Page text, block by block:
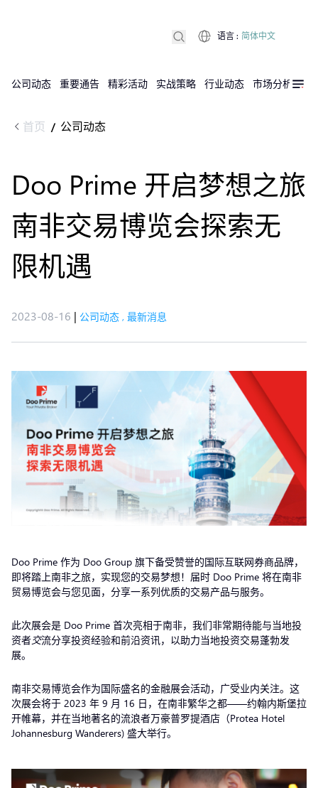
公司动态 重要通告 精彩活动 实战策略 行业动态 市场分析
语言 : 简体中文
首页 / 公司动态
Doo Prime 开启梦想之旅
南非交易博览会探索无
限机遇
2023-08-16 | 公司动态 , 最新消息
Doo Prime 作为 Doo Group 旗下备受赞誉的国际互联网券商品牌，
即将踏上南非之旅，实现您的交易梦想！届时 Doo Prime 将在南非
贸易博览会与您见面，分享一系列优质的交易产品与服务。
此次展会是 Doo Prime 首次亮相于南非，我们非常期待能与当地投
资者交流分享投资经验和前沿资讯，以助力当地投资交易蓬勃发
展。
南非交易博览会作为国际盛名的金融展会活动，广受业内关注。这
次展会将于 2023 年 9 月 16 日，在南非繁华之都——约翰内斯堡拉
开帷幕，并在当地著名的流浪者万豪普罗提酒店（Protea Hotel
Johannesburg Wanderers) 盛大举行。